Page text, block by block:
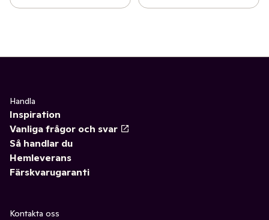
Handla
Inspiration
Vanliga frågor och svar
Så handlar du
Hemleverans
Färskvarugaranti
Kontakta oss